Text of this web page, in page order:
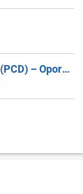
Auxiliar Administrativo (PCD) – Oportunidade Para Primeiro Emprego!